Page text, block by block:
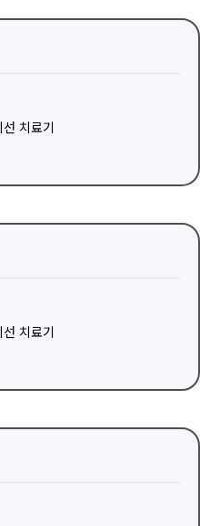
치료기
치료기